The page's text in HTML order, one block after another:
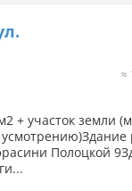
≈
+ участок земли
Полоцкой